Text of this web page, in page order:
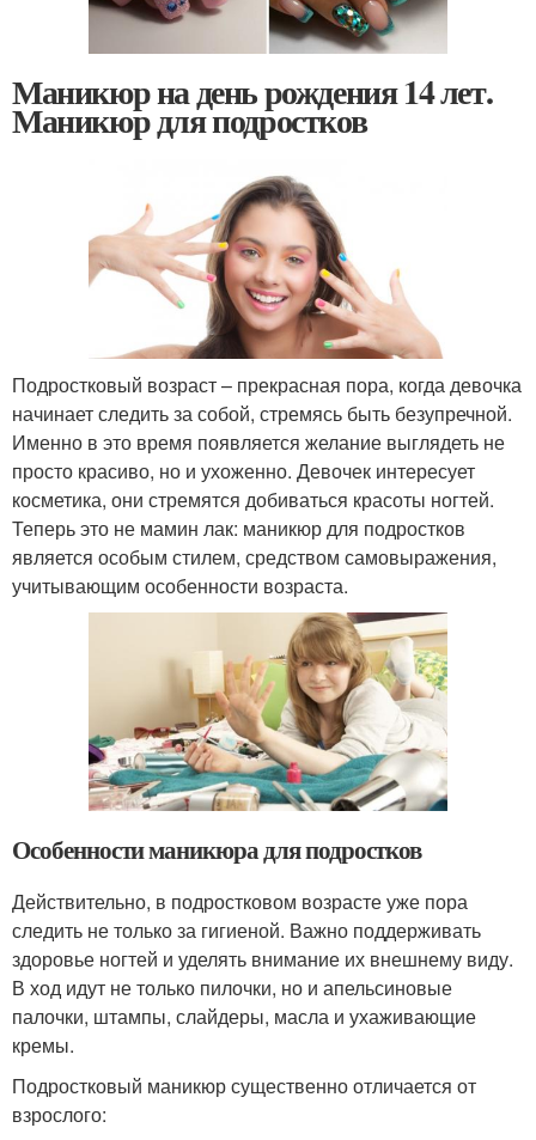
Маникюр на день рождения 14 лет.
Маникюр для подростков
Подростковый возраст – прекрасная пора, когда девочка
начинает следить за собой, стремясь быть безупречной.
Именно в это время появляется желание выглядеть не
просто красиво, но и ухоженно. Девочек интересует
косметика, они стремятся добиваться красоты ногтей.
Теперь это не мамин лак: маникюр для подростков
является особым стилем, средством самовыражения,
учитывающим особенности возраста.
Особенности маникюра для подростков
Действительно, в подростковом возрасте уже пора
следить не только за гигиеной. Важно поддерживать
здоровье ногтей и уделять внимание их внешнему виду.
В ход идут не только пилочки, но и апельсиновые
палочки, штампы, слайдеры, масла и ухаживающие
кремы.
Подростковый маникюр существенно отличается от
взрослого: